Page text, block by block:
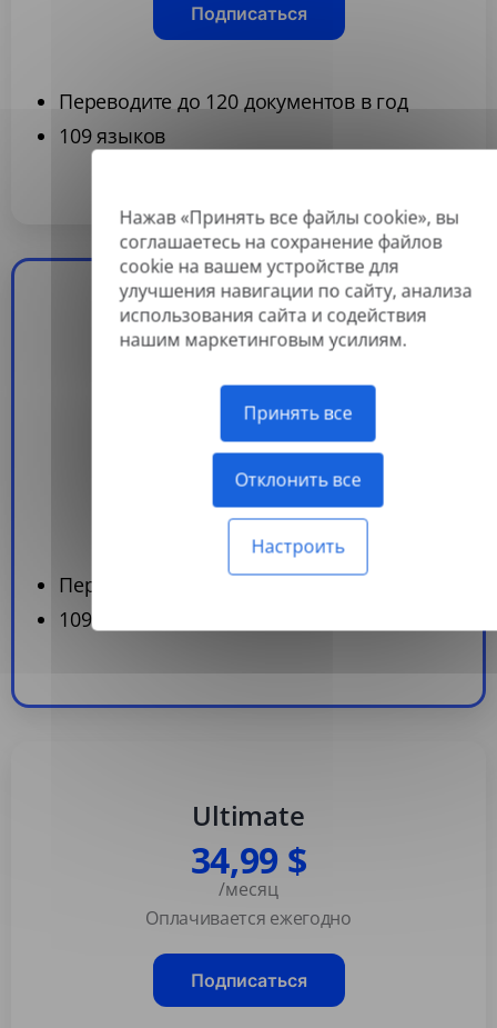
Нажав «Принять все файлы cookie», вы
соглашаетесь на сохранение файлов
cookie на вашем устройстве для
улучшения навигации по сайту, анализа
использования сайта и содействия
нашим маркетинговым усилиям.
Принять все
Отклонить все
Настроить
Подписаться
Переводите до 120 документов в год
109 языков
Pro
6,99 $
/месяц
Оплачивается ежегодно
Переводите до 360 документов в год
109 языков
Популярный
Ultimate
34,99 $
/месяц
Оплачивается ежегодно
Подписаться